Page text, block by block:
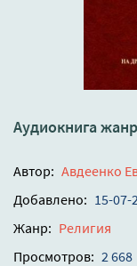
Аудиокнига
Автор: Авдеенко
Добавлено: 15-07-
Жанр: Религия
Просмотров: 2 668